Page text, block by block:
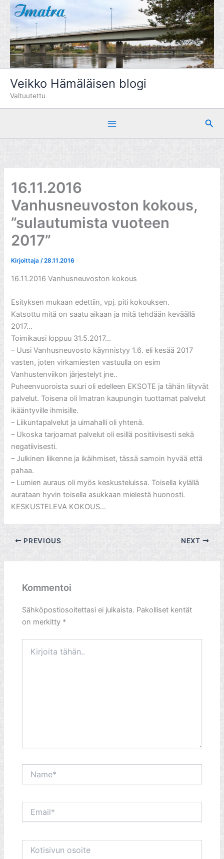
Siirry
sisältöön
Veikko Hämäläisen blogi
Valtuutettu
Hae
16.11.2016
Vanhusneuvoston kokous,
”sulautumista vuoteen
2017”
Kirjoittaja/28.11.2016
16.11.2016 Vanhusneuvoston kokous
Esityksen mukaan edettiin, vpj. piti kokouksen.
Katsottu mitä on saatu aikaan ja mitä tehdään keväällä
2017…
Toimikausi loppuu 31.5.2017…
– Uusi Vanhusneuvosto käynnistyy 1.6. eli kesää 2017
vasten, joten virkamiesten vastuulla on esim
Vanhustenviikon järjestelyt jne..
Puheenvuoroista suuri oli edelleen EKSOTE ja tähän liityvät
palvelut. Toisena oli Imatran kaupungin tuottamat palvelut
ikääntyville ihmisille.
– Liikuntapalvelut ja uimahalli oli yhtenä.
– Ukoska tarjoamat palvelut oli esillä positiivisesti sekä
negatiivisesti.
– Julkinen liikenne ja ikäihmiset, tässä samoin hyvää että
pahaa.
– Lumien auraus oli myös keskusteluissa. Toisella kylällä
aurataan hyvin toisella asukkaan mielestä huonosti.
KESKUSTELEVA KOKOUS…
PREVIOUS NEXT
Kommentoi
Sähköpostiosoitettasi ei julkaista. Pakolliset kentät
on merkitty *
tähän..
osoite